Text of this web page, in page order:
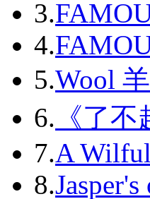
2011-07
2011-08
2011-09
2011-10
2011-11
2011-12
3.
4.
5.Wool
6. 《了
7.A
8.